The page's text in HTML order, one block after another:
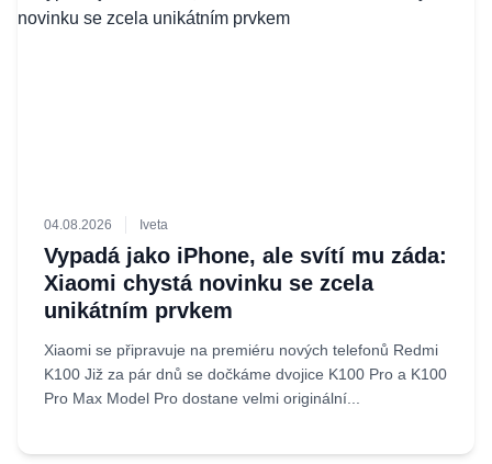
04.08.2026 Iveta
Vypadá jako iPhone, ale svítí mu záda:
Xiaomi chystá novinku se zcela
unikátním prvkem
Xiaomi se připravuje na premiéru nových telefonů Redmi
K100 Již za pár dnů se dočkáme dvojice K100 Pro a K100
Pro Max Model Pro dostane velmi originální...